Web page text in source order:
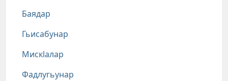
Баядар
Гьисабунар
Мискlалар
Фадлугьунар